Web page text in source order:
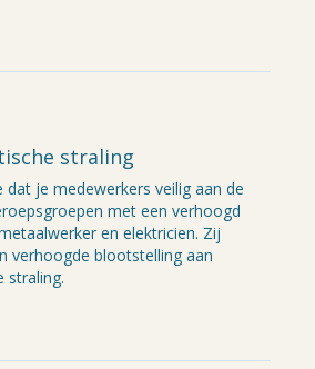
straling
dat je medewerkers veilig aan de
met een verhoogd
en elektricien. Zij
verhoogde blootstelling aan
straling.